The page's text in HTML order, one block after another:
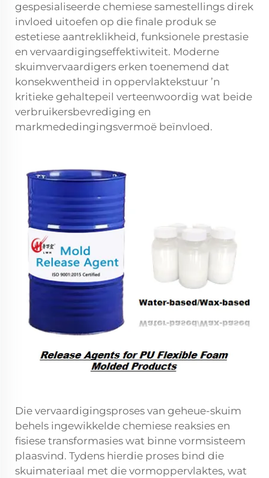
gespesialiseerde chemiese samestellings direk
invloed uitoefen op die finale produk se
estetiese aantreklikheid, funksionele prestasie
en vervaardigingseffektiwiteit. Moderne
skuimvervaardigers erken toenemend dat
konsekwentheid in oppervlaktekstuur ’n
kritieke gehaltepeil verteenwoordig wat beide
verbruikersbevrediging en
markmededingingsvermoë beïnvloed.
Die vervaardigingsproses van geheue-skuim
behels ingewikkelde chemiese reaksies en
fisiese transformasies wat binne vormsisteem
plaasvind. Tydens hierdie proses bind die
skuimateriaal met die vormoppervlaktes, wat